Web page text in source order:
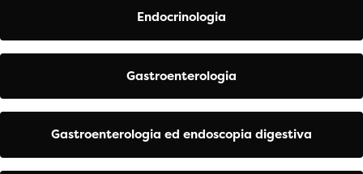
Endocrinologia
Gastroenterologia
Gastroenterologia ed endoscopia digestiva